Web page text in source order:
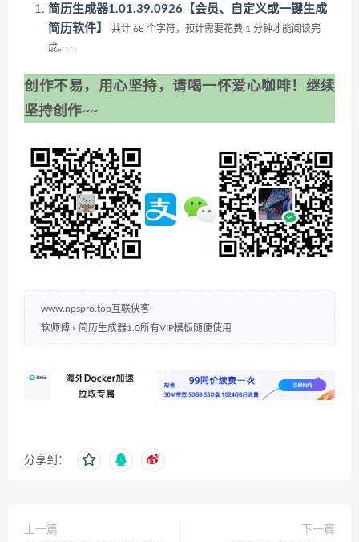
简历生成器1.01.39.0926【会员、自定义或一键生成
简历软件】
共计 68 个字符，预计需要花费 1 分钟才能阅读完
成。...
创作不易，用心坚持，请喝一怀爱心咖啡！继续
坚持创作~~
www.npspro.top互联侠客
软师傅 » 简历生成器1.0所有VIP模板随便使用
分享到：
上一篇
下一篇